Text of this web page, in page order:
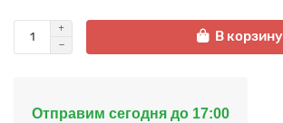
В корзину
Отправим сегодня до 17:00